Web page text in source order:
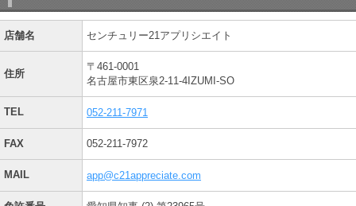
店舗名 センチュリー21アプリシエイト
住所
〒461-0001
名古屋市東区泉2-11-4IZUMI-SO
TEL 052-211-7971
FAX 052-211-7972
MAIL app@c21appreciate.com